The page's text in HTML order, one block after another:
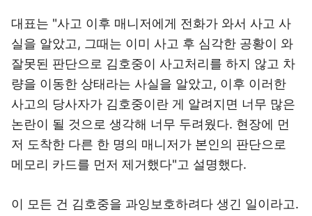
대표는 "사고 이후 매니저에게 전화가 와서 사고 사
실을 알았고, 그때는 이미 사고 후 심각한 공황이 와
잘못된 판단으로 김호중이 사고처리를 하지 않고 차
량을 이동한 상태라는 사실을 알았고, 이후 이러한
사고의 당사자가 김호중이란 게 알려지면 너무 많은
논란이 될 것으로 생각해 너무 두려웠다. 현장에 먼
저 도착한 다른 한 명의 매니저가 본인의 판단으로
메모리 카드를 먼저 제거했다"고 설명했다.
이 모든 건 김호중을 과잉보호하려다 생긴 일이라고.